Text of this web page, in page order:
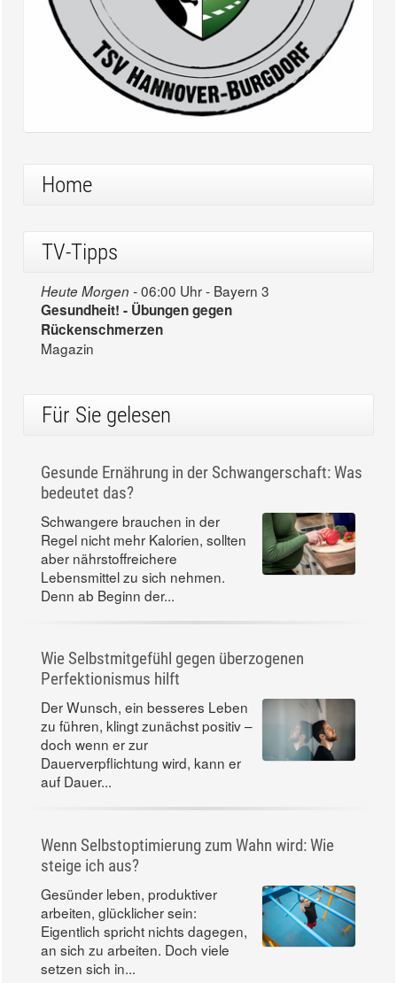
Home
TV-Tipps
Heute Morgen -06:00 Uhr - Bayern 3
Gesundheit! - Übungen gegen
Rückenschmerzen
Magazin
Für Sie gelesen
Gesunde Ernährung in der Schwangerschaft: Was
bedeutet das?
Schwangere brauchen in der
Regel nicht mehr Kalorien, sollten
aber nährstoffreichere
Lebensmittel zu sich nehmen.
Denn ab Beginn der...
Wie Selbstmitgefühl gegen überzogenen
Perfektionismus hilft
Der Wunsch, ein besseres Leben
zu führen, klingt zunächst positiv –
doch wenn er zur
Dauerverpflichtung wird, kann er
auf Dauer...
Wenn Selbstoptimierung zum Wahn wird: Wie
steige ich aus?
Gesünder leben, produktiver
arbeiten, glücklicher sein:
Eigentlich spricht nichts dagegen,
an sich zu arbeiten. Doch viele
setzen sich in...